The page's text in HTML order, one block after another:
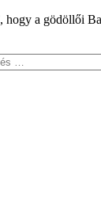
hogy a gödöllői